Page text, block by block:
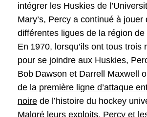
intégrer les Huskies de
Mary’s, Percy a continué à jouer
différentes ligues de la région de
En 1970, lorsqu’ils ont tous trois
pour se joindre aux Huskies,
Bob Dawson et Darrell Maxwell
de la première ligne d’attaque
noire de l’histoire du hockey
Malgré leurs exploits, Percy et